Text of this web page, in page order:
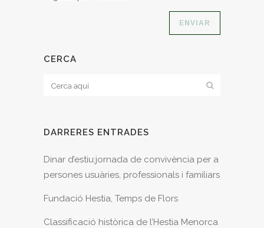
CERCA
DARRERES ENTRADES
Dinar d’estiu:jornada de convivència per a
persones usuàries, professionals i familiars
Fundació Hestia, Temps de Flors
Classificació històrica de l’Hestia Menorca